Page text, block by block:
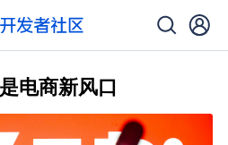
电商新风口